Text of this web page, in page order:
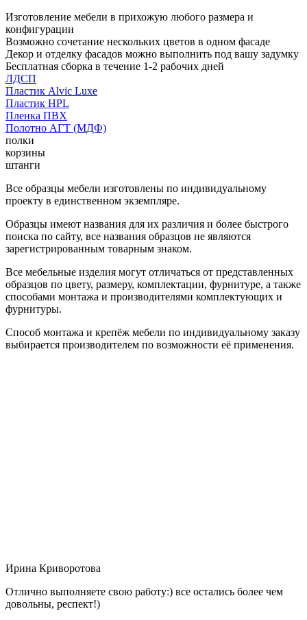
Изготовление мебели в прихожую любого размера и
конфигурации
Возможно сочетание нескольких цветов в одном фасаде
Декор и отделку фасадов можно выполнить под вашу задумку
Бесплатная сборка в течение 1-2 рабочих дней
ЛДСП
Пластик Alvic Luxe
Пластик HPL
Пленка ПВХ
Полотно АГТ (МДФ)
полки
корзины
штанги
Все образцы мебели изготовлены по индивидуальному
проекту в единственном экземпляре.
Образцы имеют названия для их различия и более быстрого
поиска по сайту, все названия образцов не являются
зарегистрированным товарным знаком.
Все мебельные изделия могут отличаться от представленных
образцов по цвету, размеру, комплектации, фурнитуре, а также
способами монтажа и производителями комплектующих и
фурнитуры.
Способ монтажа и крепёж мебели по индивидуальному заказу
выбирается производителем по возможности её применения.
Ирина Криворотова
Отлично выполняете свою работу:) все остались более чем
довольны, респект!)